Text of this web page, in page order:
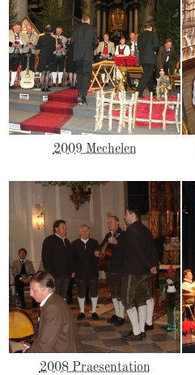
2009 Mechelen
2008 Praesentation